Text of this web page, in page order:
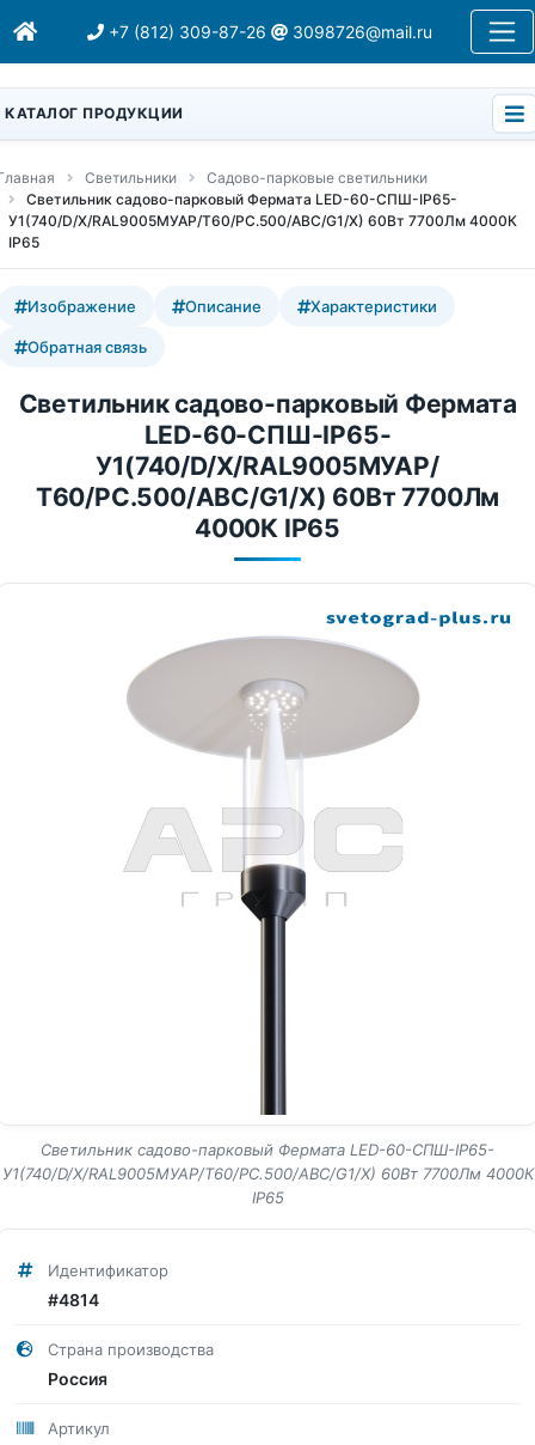
+7 (812) 309-87-26 3098726@mail.ru
КАТАЛОГ ПРОДУКЦИИ
Светильники
Садово-парковые светильники
Светильник садово-парковый Фермата LED-60-СПШ-IP65-
У1(740/D/X/RAL9005МУАР/Т60/PC.500/ABC/G1/X) 60Вт 7700Лм 4000К
IP65
Изображение Описание Характеристики
Обратная связь
Светильник садово-парковый Фермата
LED-60-СПШ-IP65-
У1(740/D/X/RAL9005МУАР/
Т60/PC.500/ABC/G1/X) 60Вт 7700Лм
4000К IP65
Светильник садово-парковый Фермата LED-60-СПШ-IP65-
У1(740/D/X/RAL9005МУАР/Т60/PC.500/ABC/G1/X) 60Вт 7700Лм 4000К
IP65
Идентификатор
#4814
Страна производства
Россия
Артикул